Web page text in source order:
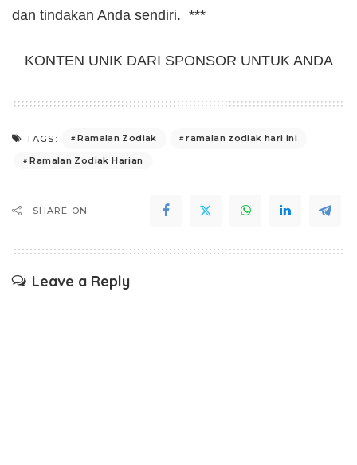
dan tindakan Anda sendiri. ***
KONTEN UNIK DARI SPONSOR UNTUK ANDA
TAGS: Ramalan Zodiak
ramalan zodiak hari ini
Ramalan Zodiak Harian
SHARE ON
Leave a Reply